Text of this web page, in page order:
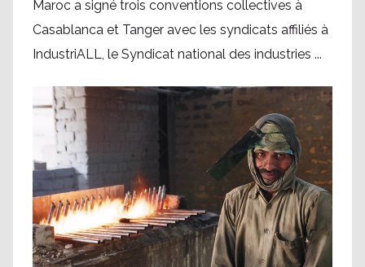
Maroc a signé trois conventions collectives à
Casablanca et Tanger avec les syndicats affiliés à
IndustriALL, le Syndicat national des industries ...